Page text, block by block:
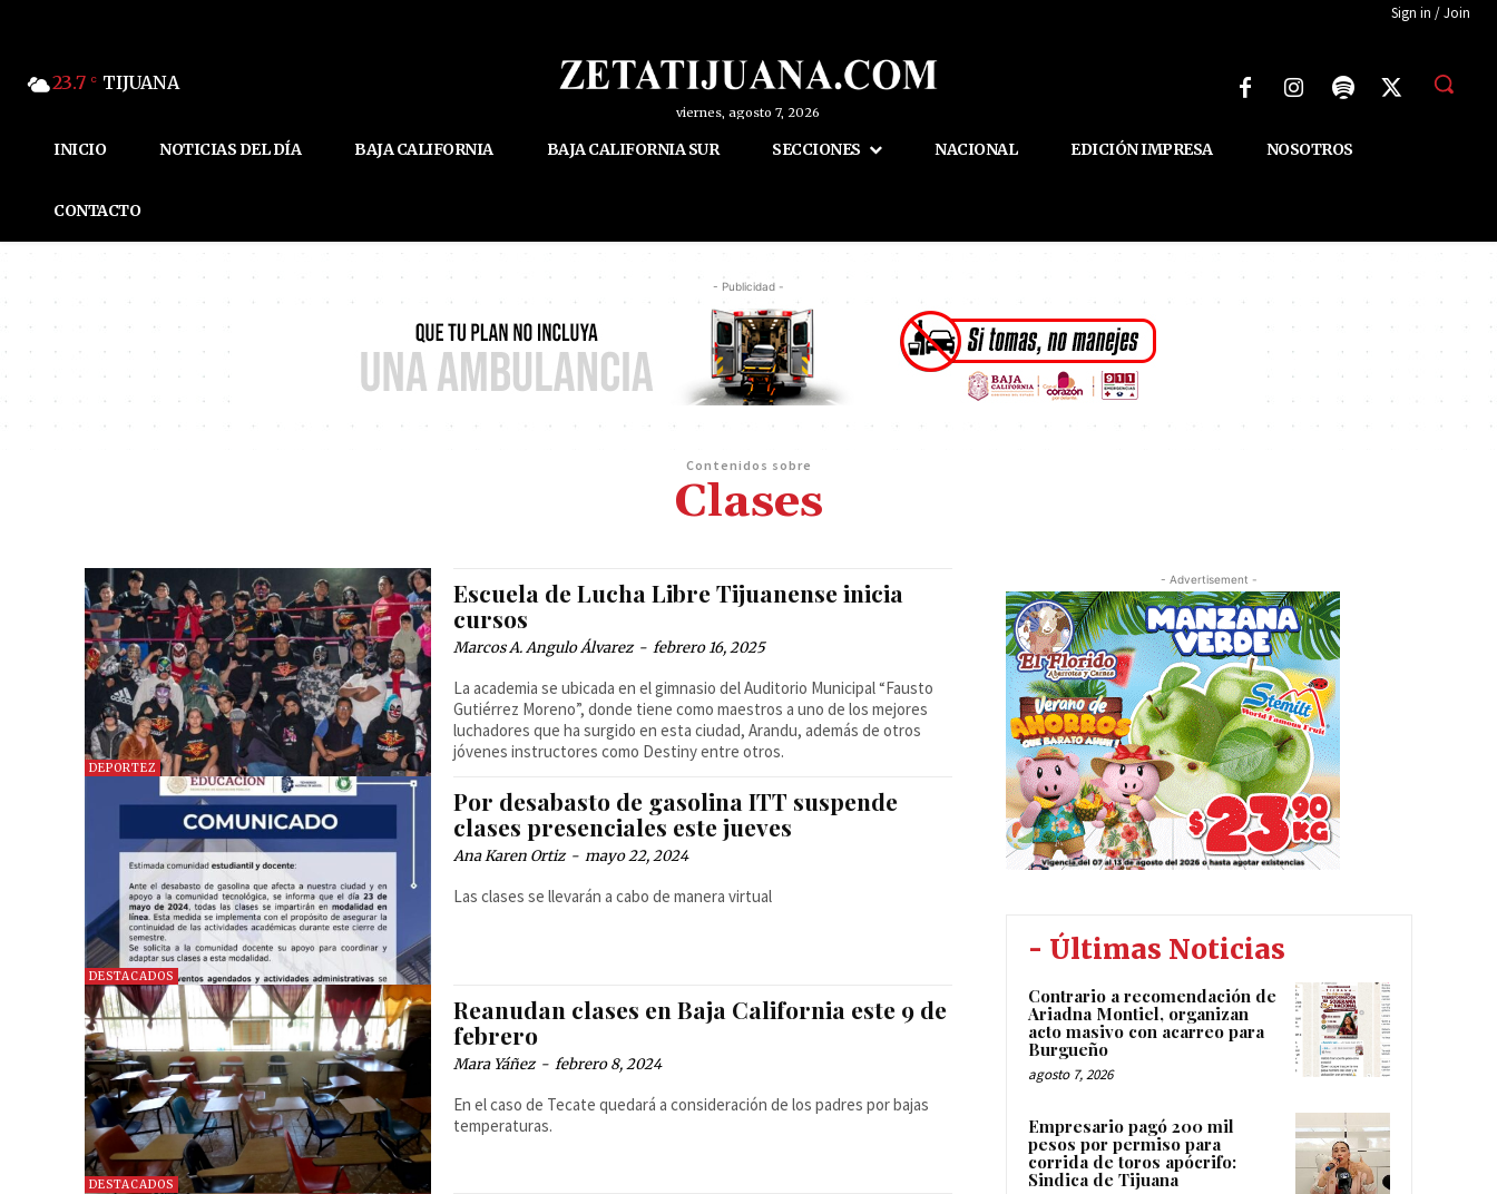
Sign in / Join
23.7 C TIJUANA
viernes, agosto 7, 2026
INICIO NOTICIAS DEL DÍA BAJA CALIFORNIA BAJA CALIFORNIA SUR SECCIONES NACIONAL EDICIÓN IMPRESA NOSOTROS
CONTACTO
- Publicidad -
Contenidos sobre
Clases
DEPORTEZ
Escuela de Lucha Libre Tijuanense inicia
cursos
Marcos A. Angulo Álvarez - febrero 16, 2025
La academia se ubicada en el gimnasio del Auditorio Municipal “Fausto
Gutiérrez Moreno”, donde tiene como maestros a uno de los mejores
luchadores que ha surgido en esta ciudad, Arandu, además de otros
jóvenes instructores como Destiny entre otros.
DESTACADOS
Por desabasto de gasolina ITT suspende
clases presenciales este jueves
Ana Karen Ortiz - mayo 22, 2024
Las clases se llevarán a cabo de manera virtual
DESTACADOS
Reanudan clases en Baja California este 9 de
febrero
Mara Yáñez - febrero 8, 2024
En el caso de Tecate quedará a consideración de los padres por bajas
temperaturas.
- Advertisement -
- Últimas Noticias
Contrario a recomendación de
Ariadna Montiel, organizan
acto masivo con acarreo para
Burgueño
agosto 7, 2026
Empresario pagó 200 mil
pesos por permiso para
corrida de toros apócrifo:
Sindica de Tijuana